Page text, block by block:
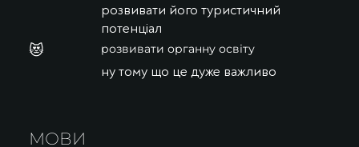
розвивати його туристичний
потенціал
😻
розвивати органну освіту
ну тому що це дуже важливо
МОВИ